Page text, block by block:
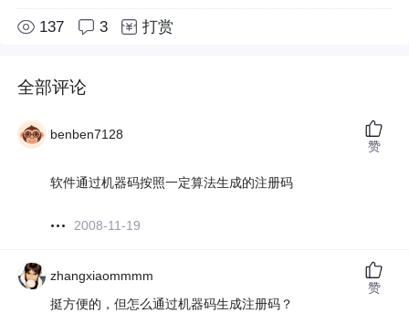
137 3 打赏
全部评论
benben7128
软件通过机器码按照一定算法生成的注册码
2008-11-19
赞
zhangxiaommmm
挺方便的，但怎么通过机器码生成注册码？
赞